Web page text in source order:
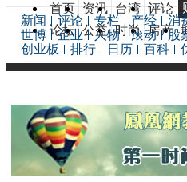
首页 资讯 台湾 评论
论坛 公益 时尚 房产
新闻 评论 专栏 产经 消
世博
企业 人物 滚动 股
创业板
排行 日历 百科